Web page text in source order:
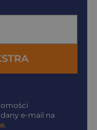
e-mail na
.